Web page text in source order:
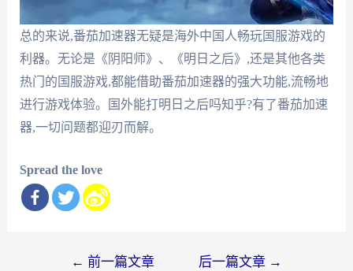
总的来说,番茄加速器无疑是海外中国人畅玩国服游戏的
利器。无论是《阴阳师》、《明日之后》,还是其他各类
热门的国服游戏,都能借助番茄加速器的强大功能,流畅地
进行游戏体验。国外能打明日之后吗知乎?有了番茄加速
器,一切问题都迎刃而解。
Spread the love
← 前一篇文章 后一篇文章 →